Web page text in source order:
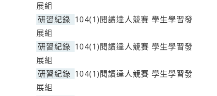
展組
研習紀錄 104(1)閱讀達人競賽 學生學習發
展組
研習紀錄 104(1)閱讀達人競賽 學生學習發
展組
研習紀錄 104(1)閱讀達人競賽 學生學習發
展組